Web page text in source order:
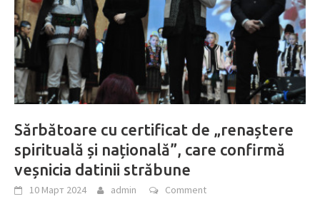
Sărbătoare cu certificat de „renaștere
spirituală și națională”, care confirmă
veșnicia datinii străbune
10 Март 2024 admin Comment